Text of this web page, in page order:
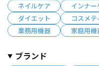
ネイルケア
インナー
ダイエット
コスメテ
業務用機器
家庭用機
ブランド